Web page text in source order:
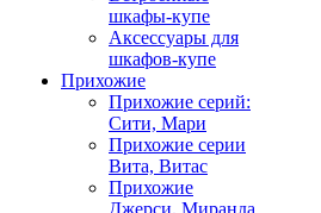
шкафы-купе
Аксессуары для
шкафов-купе
Прихожие
Прихожие серий:
Сити, Мари
Прихожие серии
Вита, Витас
Прихожие
Джерси, Миранда